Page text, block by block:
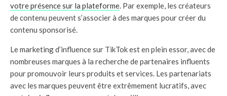
votre présence sur la plateforme. Par exemple, les créateurs
de contenu peuvent s’associer à des marques pour créer du
contenu sponsorisé.
Le marketing d’influence sur TikTok est en plein essor, avec de
nombreuses marques à la recherche de partenaires influents
pour promouvoir leurs produits et services. Les partenariats
avec les marques peuvent être extrêmement lucratifs, avec